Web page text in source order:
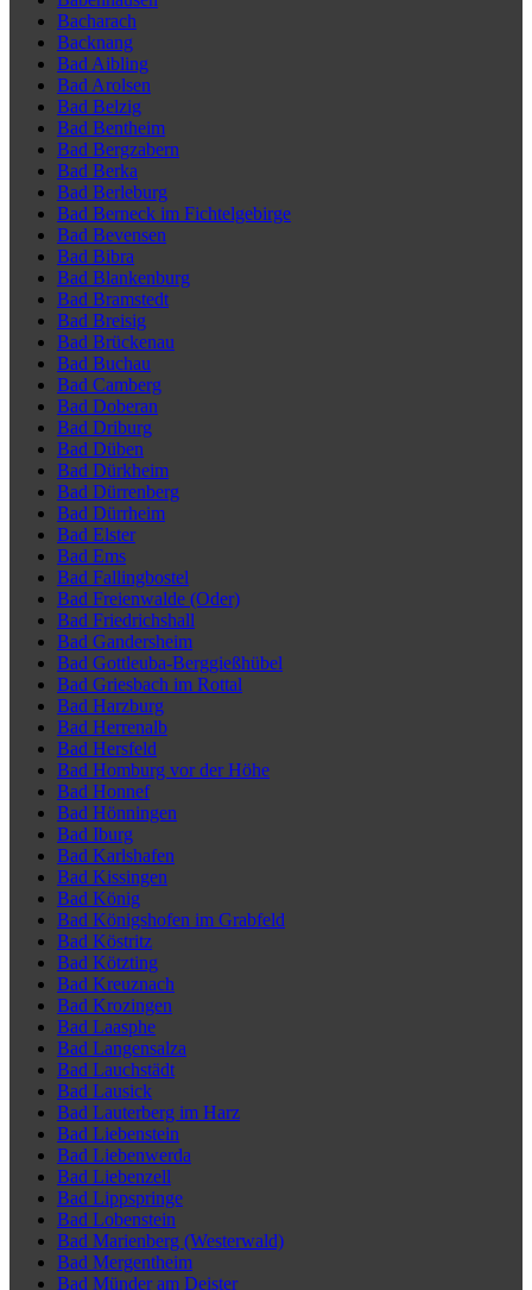
Bacharach
Backnang
Bad Aibling
Bad Arolsen
Bad Belzig
Bad Bentheim
Bad Bergzabern
Bad Berka
Bad Berleburg
Bad Berneck im Fichtelgebirge
Bad Bevensen
Bad Bibra
Bad Blankenburg
Bad Bramstedt
Bad Breisig
Bad Brückenau
Bad Buchau
Bad Camberg
Bad Doberan
Bad Driburg
Bad Düben
Bad Dürkheim
Bad Dürrenberg
Bad Dürrheim
Bad Elster
Bad Ems
Bad Fallingbostel
Bad Freienwalde (Oder)
Bad Friedrichshall
Bad Gandersheim
Bad Gottleuba-Berggießhübel
Bad Griesbach im Rottal
Bad Harzburg
Bad Herrenalb
Bad Hersfeld
Bad Homburg vor der Höhe
Bad Honnef
Bad Hönningen
Bad Iburg
Bad Karlshafen
Bad Kissingen
Bad König
Bad Königshofen im Grabfeld
Bad Köstritz
Bad Kötzting
Bad Kreuznach
Bad Krozingen
Bad Laasphe
Bad Langensalza
Bad Lauchstädt
Bad Lausick
Bad Lauterberg im Harz
Bad Liebenstein
Bad Liebenwerda
Bad Liebenzell
Bad Lippspringe
Bad Lobenstein
Bad Marienberg (Westerwald)
Bad Mergentheim
Bad Münder am Deister